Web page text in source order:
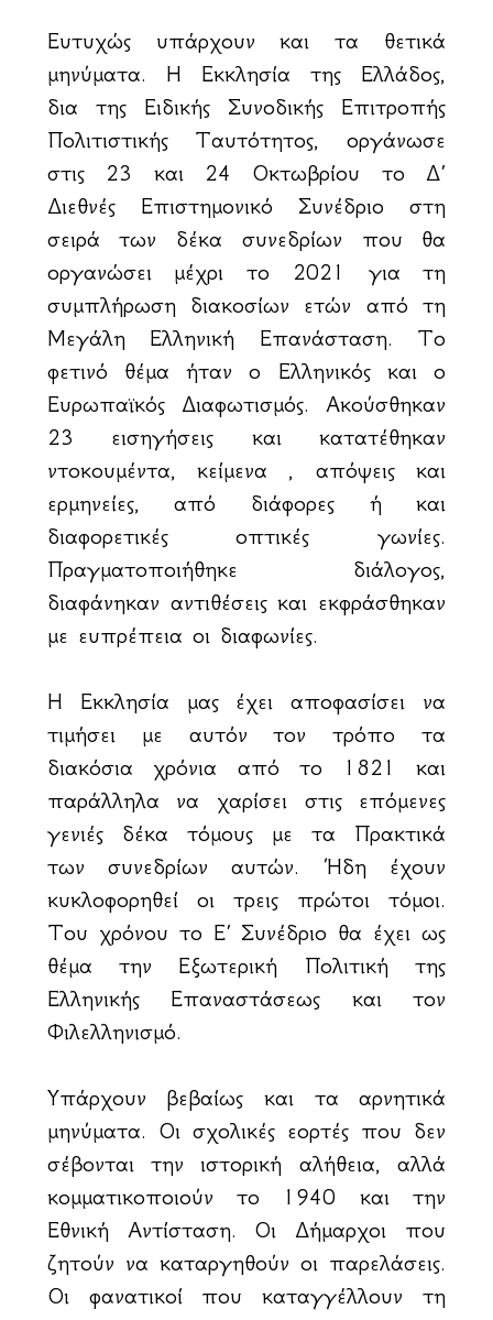
Ευτυχώς υπάρχουν και τα θετικά
μηνύματα. Η Εκκλησία της Ελλάδος,
δια της Ειδικής Συνοδικής Επιτροπής
Πολιτιστικής Ταυτότητος, οργάνωσε
στις 23 και 24 Οκτωβρίου το Δ΄
Διεθνές Επιστημονικό Συνέδριο στη
σειρά των δέκα συνεδρίων που θα
οργανώσει μέχρι το 2021 για τη
συμπλήρωση διακοσίων ετών από τη
Μεγάλη Ελληνική Επανάσταση. Το
φετινό θέμα ήταν ο Ελληνικός και ο
Ευρωπαϊκός Διαφωτισμός. Ακούσθηκαν
23 εισηγήσεις και κατατέθηκαν
ντοκουμέντα, κείμενα , απόψεις και
ερμηνείες, από διάφορες ή και
διαφορετικές οπτικές γωνίες.
Πραγματοποιήθηκε διάλογος,
διαφάνηκαν αντιθέσεις και εκφράσθηκαν
με ευπρέπεια οι διαφωνίες.
Η Εκκλησία μας έχει αποφασίσει να
τιμήσει με αυτόν τον τρόπο τα
διακόσια χρόνια από το 1821 και
παράλληλα να χαρίσει στις επόμενες
γενιές δέκα τόμους με τα Πρακτικά
των συνεδρίων αυτών. Ήδη έχουν
κυκλοφορηθεί οι τρεις πρώτοι τόμοι.
Του χρόνου το Ε΄ Συνέδριο θα έχει ως
θέμα την Εξωτερική Πολιτική της
Ελληνικής Επαναστάσεως και τον
Φιλελληνισμό.
Υπάρχουν βεβαίως και τα αρνητικά
μηνύματα. Οι σχολικές εορτές που δεν
σέβονται την ιστορική αλήθεια, αλλά
κομματικοποιούν το 1940 και την
Εθνική Αντίσταση. Οι Δήμαρχοι που
ζητούν να καταργηθούν οι παρελάσεις.
Οι φανατικοί που καταγγέλλουν τη